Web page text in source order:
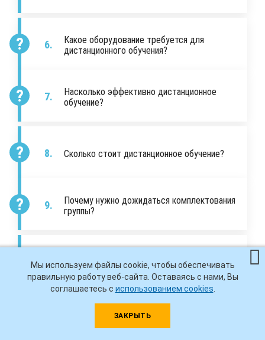
Какое оборудование требуется для
дистанционного обучения?
Насколько эффективно дистанционное
обучение?
Сколько стоит дистанционное обучение?
Почему нужно дожидаться комплектования
группы?
заключения договора?
Мы используем файлы cookie, чтобы обеспечивать
правильную работу веб-сайта. Оставаясь с нами, Вы
соглашаетесь с использованием cookies
ЗАКРЫТЬ